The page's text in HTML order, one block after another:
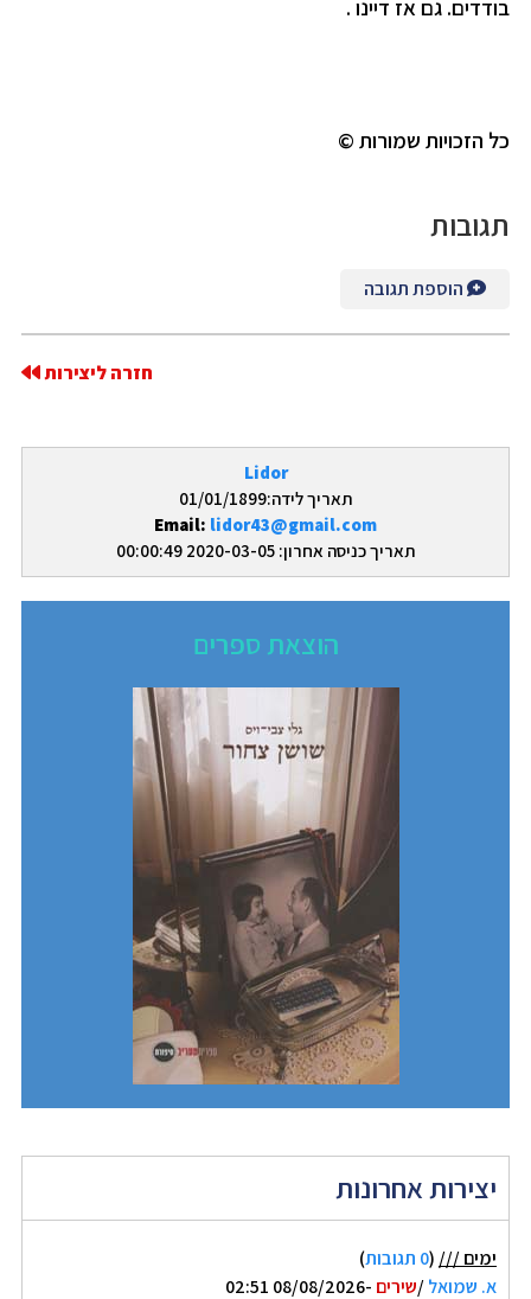
Lidor
תאריך לידה:01/01/1899
Email: lidor43@gmail.com
תאריך כניסה אחרון: 2020-03-05 00:00:49
הוצאת ספרים
יצירות אחרונות
ימים /// (0 תגובות
)
א. שמואל/שירים -08/08/2026 02:51
בודדים. גם אז דיינו .
כל הזכויות שמורות ©
תגובות
הוספת תגובה
חזרה ליצירות